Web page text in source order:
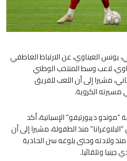
العيناوي، عن الارتباط العاطفي
لاعب وسط المنتخب الوطني
مشيرا إلى أن اللعب للفريق
مسيرته الكروية.
ديبورتيفو” الإسبانية، أكد
منذ الطفولة، مشيرا إلى أن
ولادته وحتى بلوغه سن الحادية
وتلقائيا.